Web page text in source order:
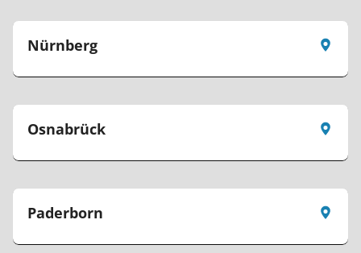
Nürnberg
Osnabrück
Paderborn